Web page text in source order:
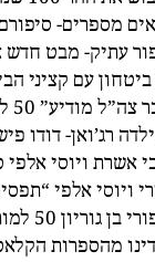
מספרים-
עתיק- מבט חדש
עם קציני
מודיע” 50 למלחמת יום הכיפורים
אשרת ויוסי
בן גוריון 50 למותו
מהספרות